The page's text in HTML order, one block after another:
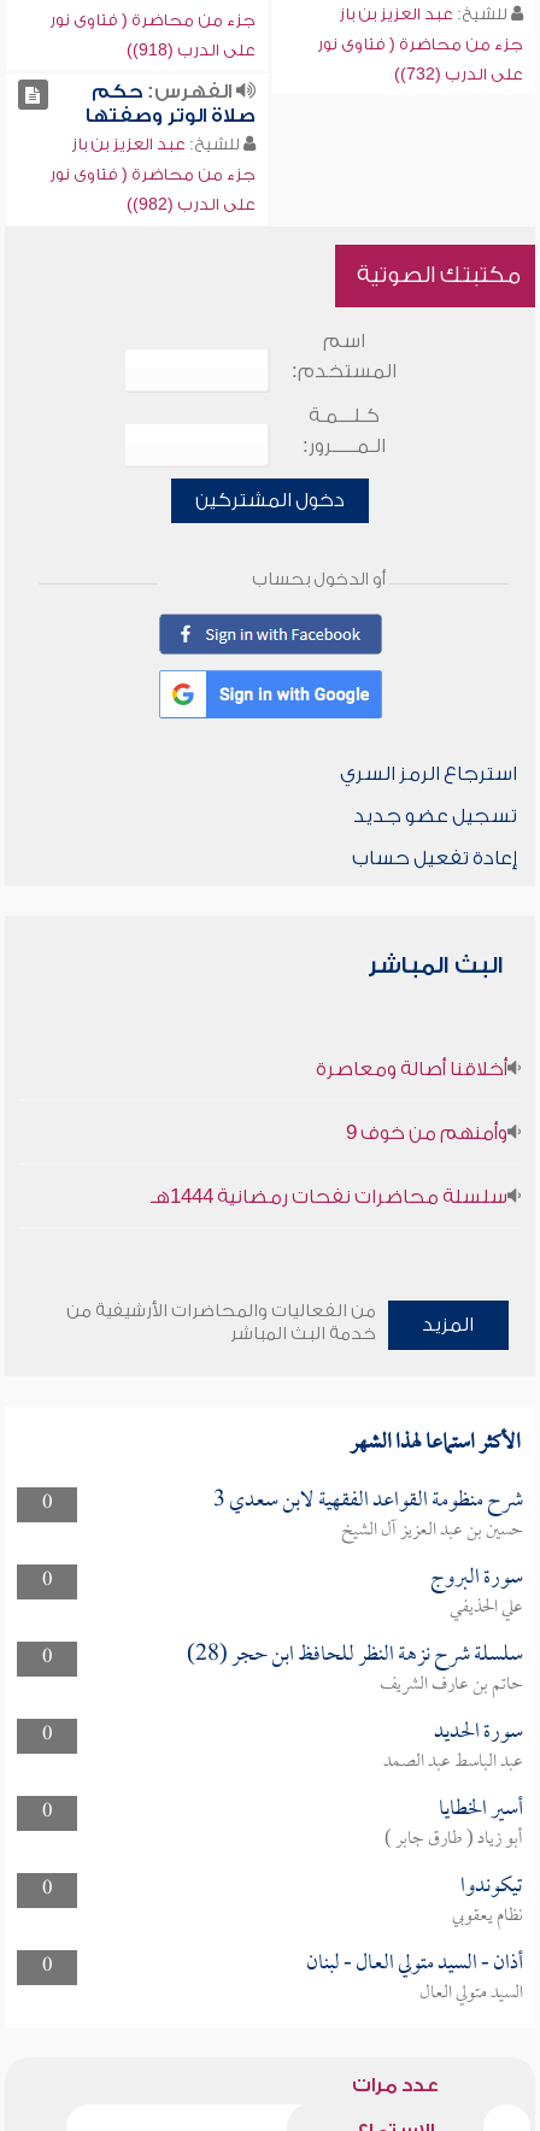
للشيخ: عبد العزيز بن باز
جزء من محاضرة ( فتاوى نور
على الدرب (732))
جزء من محاضرة ( فتاوى نور
على الدرب (918))
الفهرس:حكم
صلاة الوتر وصفتها
للشيخ: عبد العزيز بن باز
جزء من محاضرة ( فتاوى نور
على الدرب (982))
مكتبتك الصوتية
اسم
المستخدم:
كـلـــمـة
الـمـــــرور:
دخول المشتركين
أو الدخول بحساب
استرجاع الرمز السري
تسجيل عضو جديد
إعادة تفعيل حساب
البث المباشر
أخلاقنا أصالة ومعاصرة
وأمنهم من خوف 9
سلسلة محاضرات نفحات رمضانية 1444هـ
المزيد
من الفعاليات والمحاضرات الأرشيفية من
خدمة البث المباشر
الأكثر استماعا لهذا الشهر
0 شرح منظومة القواعد الفقهية لابن سعدي 3
حسين بن عبد العزيز آل الشيخ
0
سورة البروج
علي الحذيفي
0
سلسلة شرح نزهة النظر للحافظ ابن حجر (28)
حاتم بن عارف الشريف
0
سورة الحديد
عبد الباسط عبد الصمد
0
أسير الخطايا
أبو زياد ( طارق جابر )
0
تيكوندوا
نظام يعقوبي
0
أذان - السيد متولي العال - لبنان
السيد متولي العال
عدد مرات